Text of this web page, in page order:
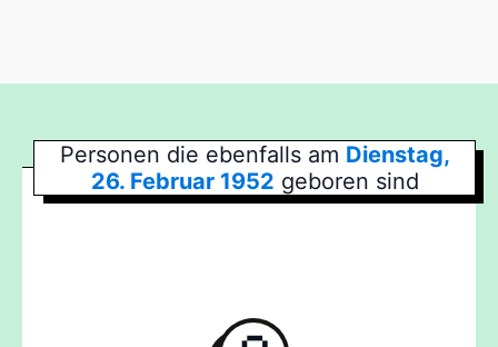
Personen die ebenfalls am Dienstag,
26. Februar 1952 geboren sind